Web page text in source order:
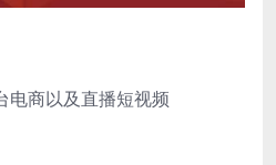
电商以及直播短视频